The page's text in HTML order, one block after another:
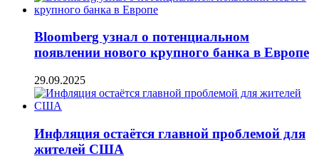
Bloomberg узнал о потенциальном
появлении нового крупного банка в Европе
29.09.2025
Инфляция остаётся главной проблемой для
жителей США